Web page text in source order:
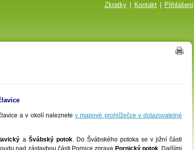
Zkratky Kontakt Přihlášení
a v okolí naleznetev mapové prohlížečce v dotazovatelné
a Švábský potok. Do Švábského potoka se v jižní části
nad zástavbou části Pornice zprava Pornický potok. Dalšími